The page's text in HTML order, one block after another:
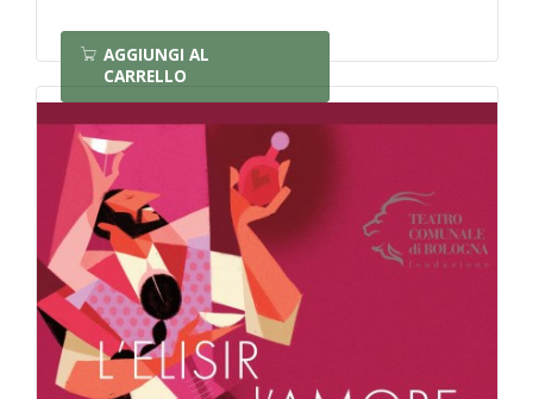
AGGIUNGI AL
CARRELLO